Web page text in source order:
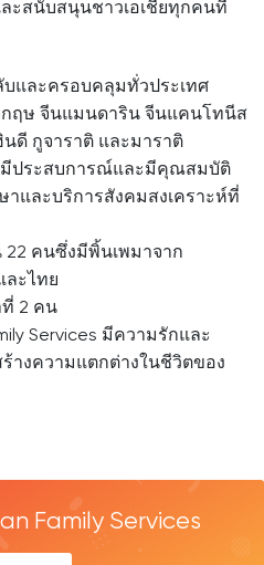
ะสนับสนุนชาวเอเชียทุกคนที่
บและครอบคลุมทั่วประเทศ
กฤษ จีนแมนดาริน จีนแคนโทนีส
ดี กูจาราติ และมาราติ
มีประสบการณ์และมีคุณสมบัติ
และบริการสังคมสงเคราะห์ที่
คนซึ่งมีพิ้นเพมาจาก
ละไทย
ที่ 2 คน
Services มีความรักและ
างความแตกต่างในชีวิตของ
Family Services